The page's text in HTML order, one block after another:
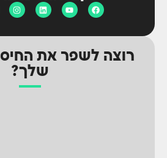
רוצה לשפר את
שלך?